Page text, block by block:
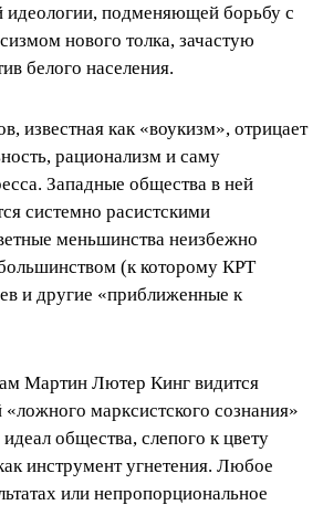
идеологии, подменяющей борьбу с
нового толка, зачастую
белого населения.
известная как «воукизм», отрицает
рационализм и саму
Западные общества в ней
системно расистскими
меньшинства неизбежно
(к которому КРТ
и другие «приближенные к
Мартин Лютер Кинг видится
марксистского сознания»
общества, слепого к цвету
инструмент угнетения. Любое
или непропорциональное